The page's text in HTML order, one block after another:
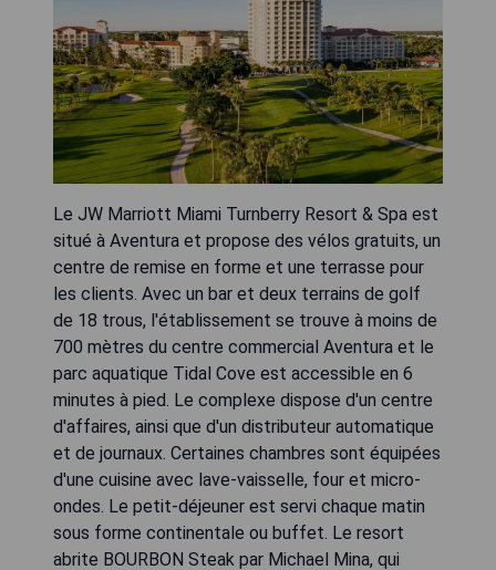
Le JW Marriott Miami Turnberry Resort & Spa est
situé à Aventura et propose des vélos gratuits, un
centre de remise en forme et une terrasse pour
les clients. Avec un bar et deux terrains de golf
de 18 trous, l'établissement se trouve à moins de
700 mètres du centre commercial Aventura et le
parc aquatique Tidal Cove est accessible en 6
minutes à pied. Le complexe dispose d'un centre
d'affaires, ainsi que d'un distributeur automatique
et de journaux. Certaines chambres sont équipées
d'une cuisine avec lave-vaisselle, four et micro-
ondes. Le petit-déjeuner est servi chaque matin
sous forme continentale ou buffet. Le resort
abrite BOURBON Steak par Michael Mina, qui